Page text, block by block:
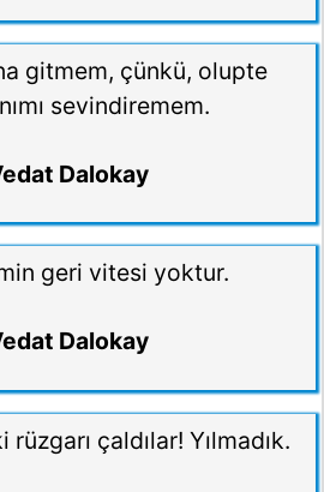
gitmem, çünkü, olupte
sevindiremem.
Dalokay
geri vitesi yoktur.
Dalokay
çaldılar! Yılmadık.